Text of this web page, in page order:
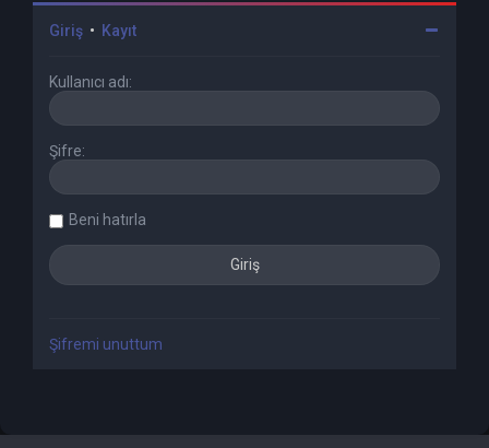
Giriş • Kayıt
Kullanıcı adı:
Şifre:
Beni hatırla
Şifremi unuttum